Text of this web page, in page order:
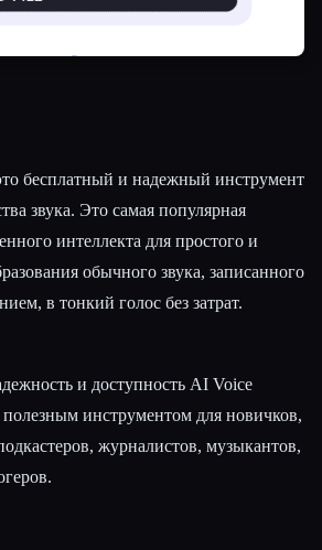
бесплатный и надежный инструмент
звука. Это самая популярная
интеллекта для простого и
обычного звука, записанного
в тонкий голос без затрат.
и доступность AI Voice
полезным инструментом для новичков,
журналистов, музыкантов,